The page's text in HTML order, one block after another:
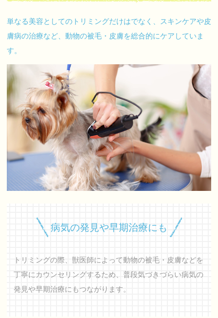
単なる美容としてのトリミングだけはでなく、スキンケアや皮
膚病の治療など、動物の被毛・皮膚を総合的にケアしていま
す。
病気の発見や早期治療にも
トリミングの際、獣医師によって動物の被毛・皮膚などを
丁寧にカウンセリングするため、普段気づきづらい病気の
発見や早期治療にもつながります。